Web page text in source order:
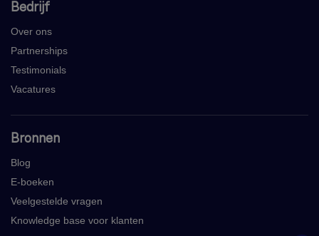
Bedrijf
Over ons
Partnerships
Testimonials
Vacatures
Bronnen
Blog
E-boeken
Veelgestelde vragen
Knowledge base voor klanten